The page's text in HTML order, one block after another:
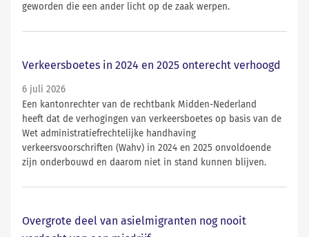
geworden die een ander licht op de zaak werpen.
Verkeersboetes in 2024 en 2025 onterecht verhoogd
6 juli 2026
Een kantonrechter van de rechtbank Midden-Nederland
heeft dat de verhogingen van verkeersboetes op basis van de
Wet administratiefrechtelijke handhaving
verkeersvoorschriften (Wahv) in 2024 en 2025 onvoldoende
zijn onderbouwd en daarom niet in stand kunnen blijven.
Overgrote deel van asielmigranten nog nooit